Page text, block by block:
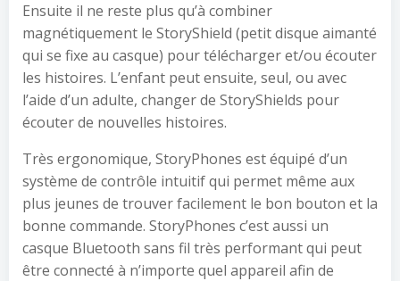
Ensuite il ne reste plus qu’à combiner
magnétiquement le StoryShield (petit disque aimanté
qui se fixe au casque) pour télécharger et/ou écouter
les histoires. L’enfant peut ensuite, seul, ou avec
l’aide d’un adulte, changer de StoryShields pour
écouter de nouvelles histoires.
Très ergonomique, StoryPhones est équipé d’un
système de contrôle intuitif qui permet même aux
plus jeunes de trouver facilement le bon bouton et la
bonne commande. StoryPhones c’est aussi un
casque Bluetooth sans fil très performant qui peut
être connecté à n’importe quel appareil afin de